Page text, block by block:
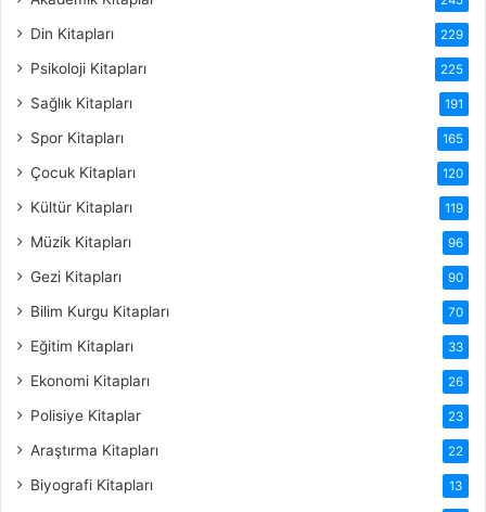
Din Kitapları 229
Psikoloji Kitapları 225
Sağlık Kitapları 191
Spor Kitapları 165
Çocuk Kitapları 120
Kültür Kitapları 119
Müzik Kitapları 96
Gezi Kitapları 90
Bilim Kurgu Kitapları 70
Eğitim Kitapları 33
Ekonomi Kitapları 26
Polisiye Kitaplar 23
Araştırma Kitapları 22
Biyografi Kitapları 13